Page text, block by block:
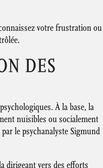
votre frustration ou
DES
À la base, la
nuisibles ou socialement
le psychanalyste Sigmund
dirigeant vers des efforts